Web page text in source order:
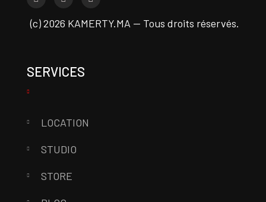
(c) 2026 KAMERTY.MA — Tous droits réservés.
SERVICES
LOCATION
STUDIO
STORE